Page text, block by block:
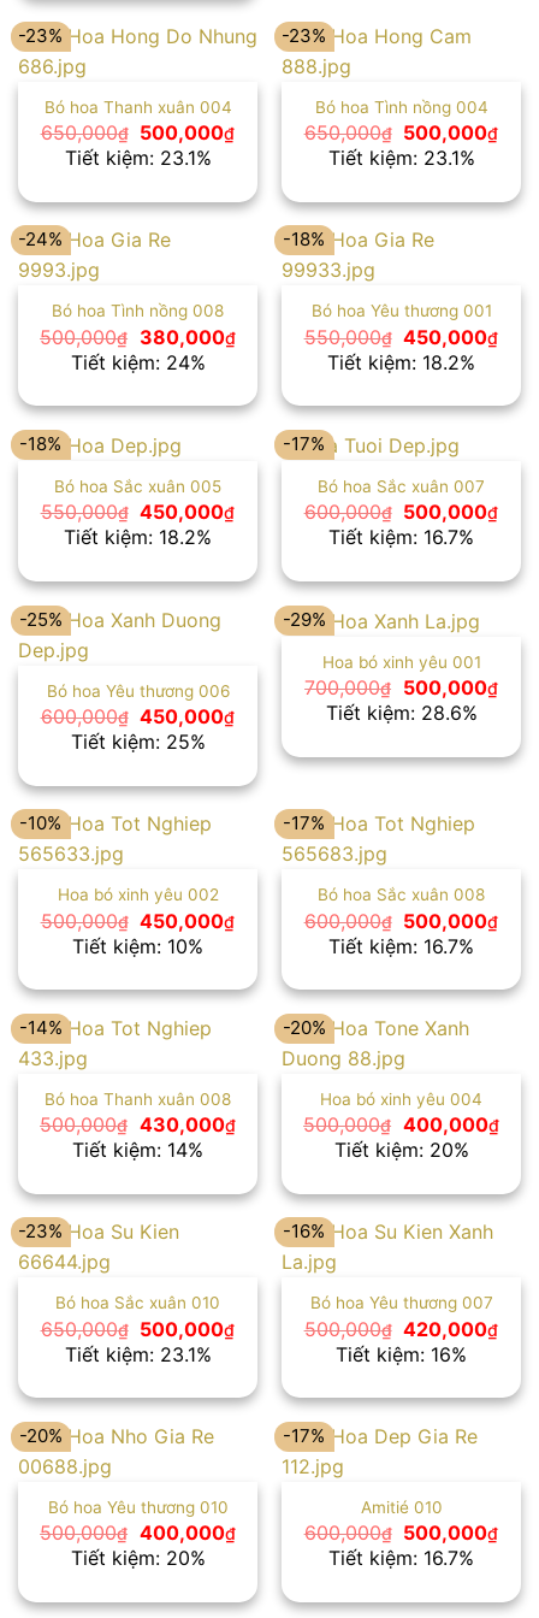
-23%
Bó hoa Thanh xuân 004
650,000₫
Giá
gốc
là:
500,000₫Giá
là:
500,000₫.
Tiết kiệm: 23.1%
-23%
Bó hoa Tình nồng 004
650,000₫
Giá
gốc
là:
500,000₫Giá
là:
Tiết kiệm: 23.1%
-24%
Bó hoa Tình nồng 008
500,000₫
Giá
gốc
là:
380,000₫Giá
hiện
là:
380,000₫.
Tiết kiệm: 24%
-18%
Bó hoa Yêu thương 001
550,000₫ Giá
gốc
là:
450,000₫Giá
là:
Tiết kiệm: 18.2%
-18%
Bó hoa Sắc xuân 005
550,000₫ Giá
gốc
là:
450,000₫Giá
là:
450,000₫.
Tiết kiệm: 18.2%
-17%
Bó hoa Sắc xuân 007
600,000₫
Giá
gốc
là:
500,000₫Giá
là:
Tiết kiệm: 16.7%
-25%
Bó hoa Yêu thương 006
600,000₫ Giá
gốc
là:
450,000₫Giá
450,000₫.
Tiết kiệm: 25%
-29%
Hoa bó xinh yêu 001
700,000₫
Giá
gốc
là:
500,000₫Giá
hiện
Tiết kiệm: 28.6%
-10%
Hoa bó xinh yêu 002
500,000₫ Giá
gốc
là:
450,000₫Giá
là:
450,000₫.
Tiết kiệm: 10%
-17%
Bó hoa Sắc xuân 008
600,000₫
Giá
gốc
là:
500,000₫Giá
là:
Tiết kiệm: 16.7%
-14%
Bó hoa Thanh xuân 008
500,000₫ Giá
gốc
là:
430,000₫Giá
hiện
là:
430,000₫.
Tiết kiệm: 14%
-20%
Hoa bó xinh yêu 004
500,000₫ Giá
gốc
là:
400,000₫Giá
hiện
là:
Tiết kiệm: 20%
-23%
Bó hoa Sắc xuân 010
650,000₫
Giá
gốc
là:
500,000₫Giá
là:
500,000₫.
Tiết kiệm: 23.1%
-16%
Bó hoa Yêu thương 007
500,000₫ Giá
gốc
là:
420,000₫Giá
là:
Tiết kiệm: 16%
-20%
Bó hoa Yêu thương 010
500,000₫ Giá
gốc
là:
400,000₫Giá
hiện
là:
400,000₫.
Tiết kiệm: 20%
-17%
Amitié 010
600,000₫
Giá
gốc
là:
500,000₫Giá
là:
Tiết kiệm: 16.7%